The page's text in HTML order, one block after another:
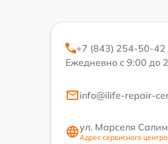
+7 (843) 254-50-42
Ежедневно с 9:00 до
info@ilife-repair-
ул. Марселя
Адрес сервисного